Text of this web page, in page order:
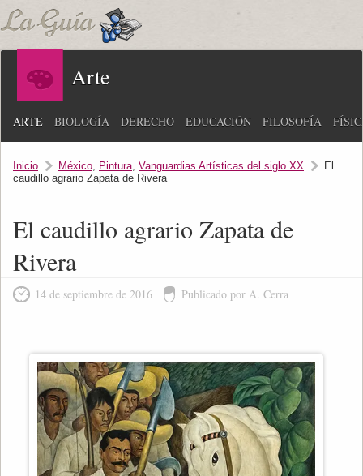
Arte
ARTE BIOLOGÍA DERECHO EDUCACIÓN FILOSOFÍA
Inicio México, Pintura, Vanguardias Artísticas del siglo XX
El
caudillo agrario Zapata de Rivera
El caudillo agrario Zapata de
Rivera
14 de septiembre de 2016 Publicado por A. Cerra